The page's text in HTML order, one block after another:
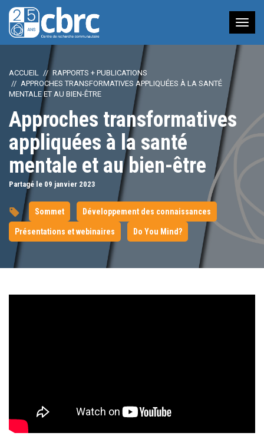
à
ACCUEIL
RAPPORTS + PUBLICATIONS
APPROCHES TRANSFORMATIVES APPLIQUÉES À LA SANTÉ
MENTALE ET AU BIEN-ÊTRE
Approches transformatives
appliquées à la santé
mentale et au bien-être
Partagé le 09 janvier 2023
Sommet Développement des connaissances
Présentations et webinaires Do You Mind?